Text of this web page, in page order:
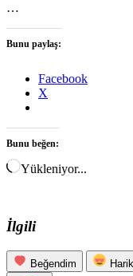
…
Bunu paylaş:
Facebook
X
Bunu beğen:
Yükleniyor...
İlgili
Beğendim